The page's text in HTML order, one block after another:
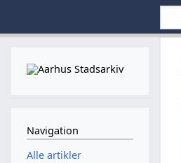
Navigation
Alle artikler